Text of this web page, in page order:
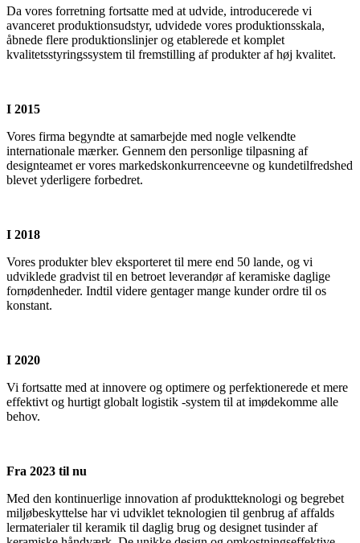
Da vores forretning fortsatte med at udvide, introducerede vi
avanceret produktionsudstyr, udvidede vores produktionsskala,
åbnede flere produktionslinjer og etablerede et komplet
kvalitetsstyringssystem til fremstilling af produkter af høj kvalitet.
I 2015
Vores firma begyndte at samarbejde med nogle velkendte
internationale mærker. Gennem den personlige tilpasning af
designteamet er vores markedskonkurrenceevne og kundetilfredshed
blevet yderligere forbedret.
I 2018
Vores produkter blev eksporteret til mere end 50 lande, og vi
udviklede gradvist til en betroet leverandør af keramiske daglige
fornødenheder. Indtil videre gentager mange kunder ordre til os
konstant.
I 2020
Vi fortsatte med at innovere og optimere og perfektionerede et mere
effektivt og hurtigt globalt logistik -system til at imødekomme alle
behov.
Fra 2023 til nu
Med den kontinuerlige innovation af produktteknologi og begrebet
miljøbeskyttelse har vi udviklet teknologien til genbrug af affalds
lermaterialer til keramik til daglig brug og designet tusinder af